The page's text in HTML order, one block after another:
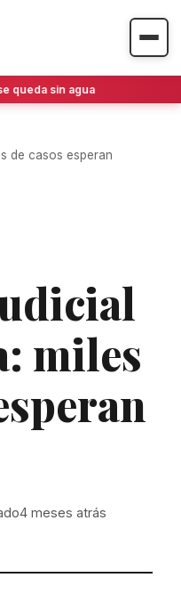
queda sin agua
de casos esperan
miles
4 meses atrás